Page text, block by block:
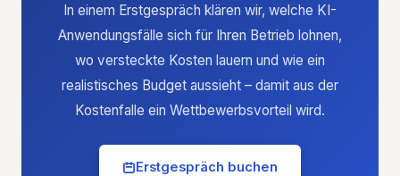
In einem Erstgespräch klären wir, welche KI-
Anwendungsfälle sich für Ihren Betrieb lohnen,
wo versteckte Kosten lauern und wie ein
realistisches Budget aussieht – damit aus der
Kostenfalle ein Wettbewerbsvorteil wird.
Erstgespräch buchen